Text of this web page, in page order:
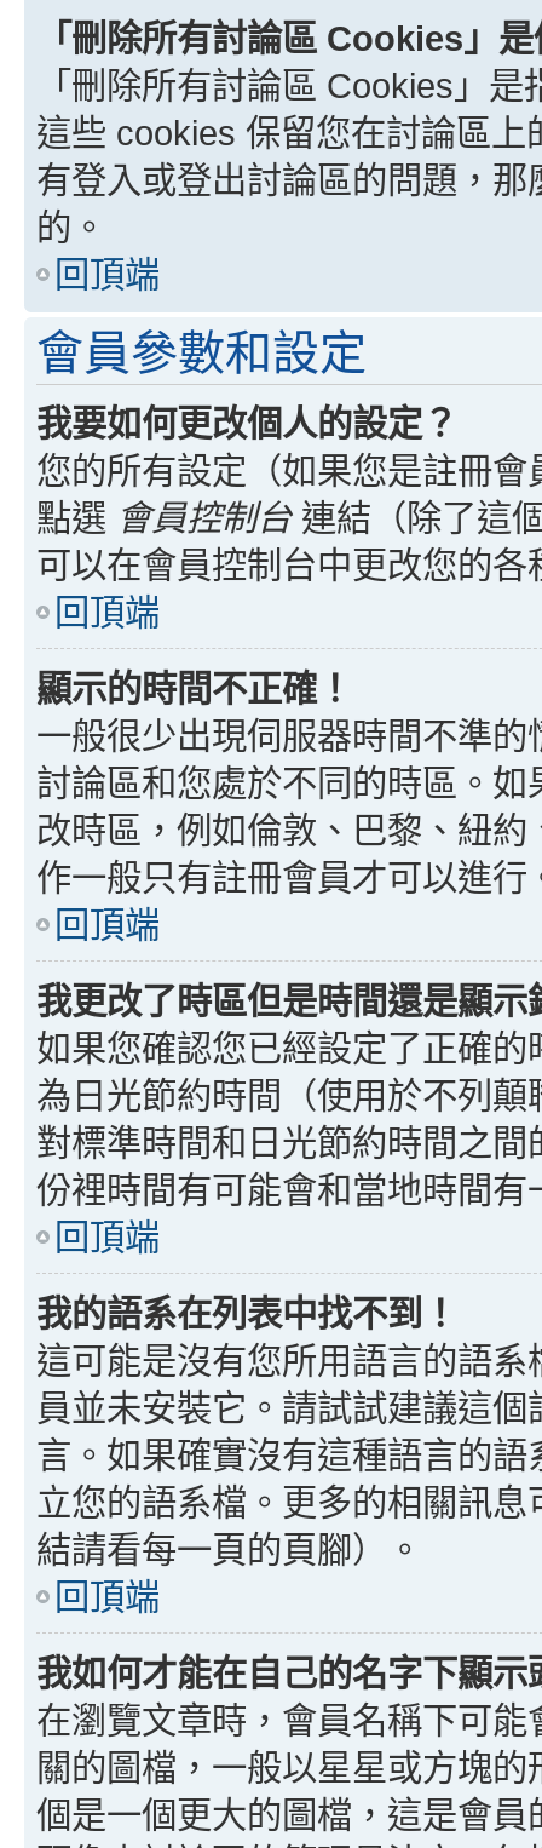
「刪除所有討論區 Cookies」
「刪除所有討論區 Cookies」
這些 cookies 保留您在討論區
有登入或登出討論區的問題，
的。
回頂端
會員參數和設定
我要如何更改個人的設定？
您的所有設定（如果您是註冊
點選 會員控制台連結（除了這
可以在會員控制台中更改您的各
回頂端
顯示的時間不正確！
一般很少出現伺服器時間不準
討論區和您處於不同的時區。
改時區，例如倫敦、巴黎、紐
作一般只有註冊會員才可以進
回頂端
我更改了時區但是時間還是顯示
如果您確認您已經設定了正確
為日光節約時間（使用於不列
對標準時間和日光節約時間之
份裡時間有可能會和當地時間
回頂端
我的語系在列表中找不到！
這可能是沒有您所用語言的語
員並未安裝它。請試試建議這
言。如果確實沒有這種語言的
立您的語系檔。更多的相關訊
結請看每一頁的頁腳）。
回頂端
我如何才能在自己的名字下顯
在瀏覽文章時，會員名稱下可
關的圖檔，一般以星星或方塊
個是一個更大的圖檔，這是會